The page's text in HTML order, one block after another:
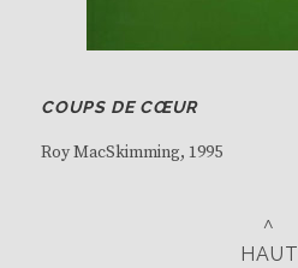
COUPS DE CŒUR
Roy MacSkimming, 1995
^
HAUT